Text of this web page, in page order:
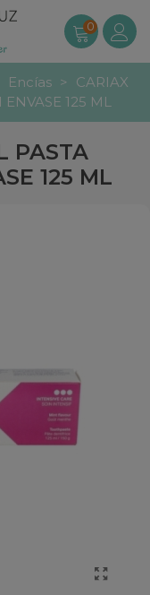
0
Encías >
CARIAX
ENVASE 125 ML
PASTA
125 ML